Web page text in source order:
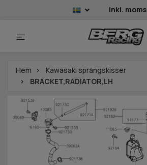
Inkl. moms
Hem
Kawasaki sprängskisser
BRACKET,RADIATOR,LH